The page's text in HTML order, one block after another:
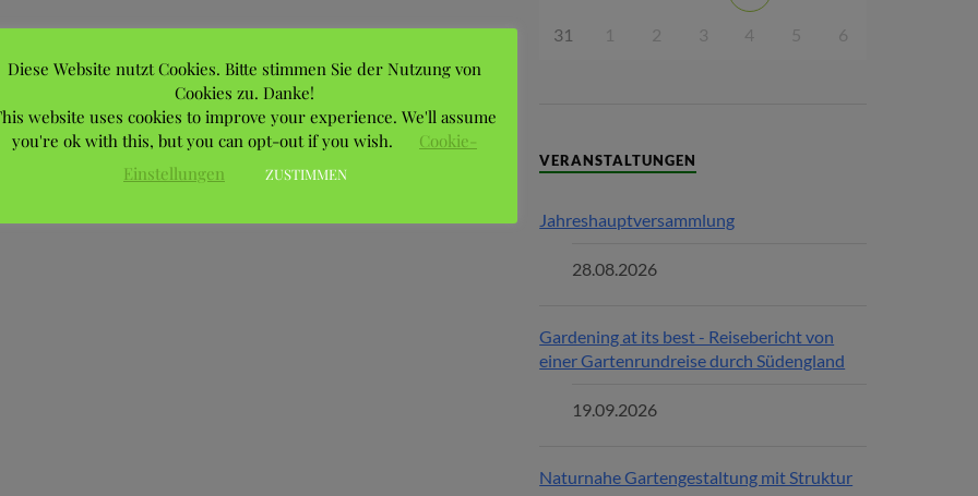
31 1 2 3 4 5 6
VERANSTALTUNGEN
Jahreshauptversammlung
28.08.2026
Gardening at its best - Reisebericht von
einer Gartenrundreise durch Südengland
19.09.2026
Naturnahe Gartengestaltung mit Struktur
Diese Website nutzt Cookies. Bitte stimmen Sie der Nutzung von
Cookies zu. Danke!
website uses cookies to improve your experience. We'll assume
you're ok with this, but you can opt-out if you wish.
Cookie-
Einstellungen
ZUSTIMMEN